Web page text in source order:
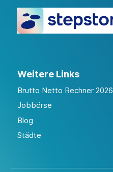
Weitere Links
Brutto Netto Rechner 2026
Jobbörse
Blog
Städte